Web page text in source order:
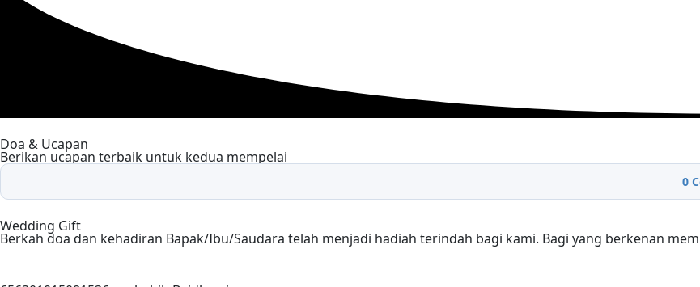
Doa & Ucapan
Berikan ucapan terbaik untuk kedua mempelai
0
Wedding Gift
Berkah doa dan kehadiran Bapak/Ibu/Saudara telah menjadi hadiah terindah bagi kami. Bagi yang berkenan